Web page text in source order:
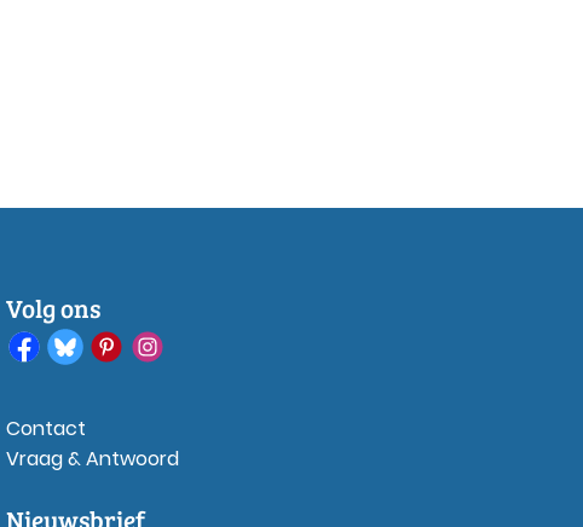
Volg ons
Contact
Vraag & Antwoord
Nieuwsbrief